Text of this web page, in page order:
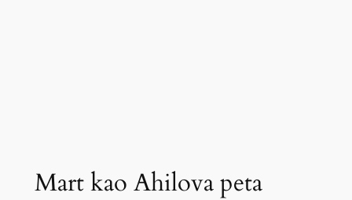
Mart kao Ahilova peta